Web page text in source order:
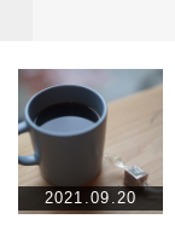
2021.09.20